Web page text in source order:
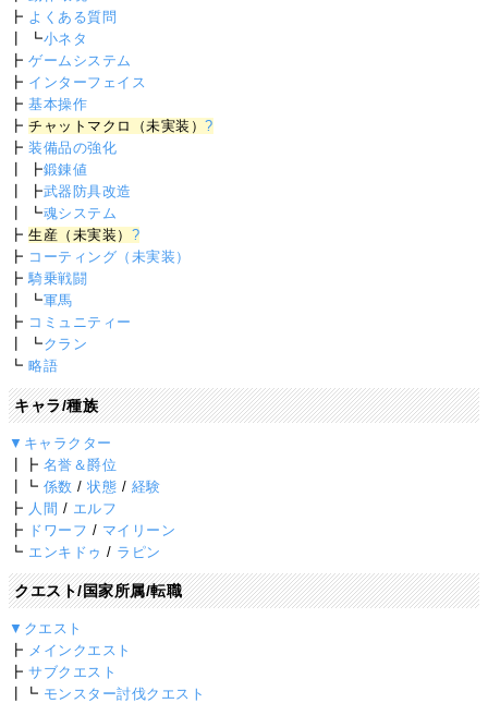
┣ よくある質問
┃ ┗小ネタ
┣ゲームシステム
┣ インターフェイス
┣基本操作
┣チャットマクロ（未実装）?
┣装備品の強化
┃ ┣鍛錬値
┃ ┣武器防具改造
┃ ┗魂システム
┣生産（未実装） ?
┣ コーティング（未実装）
┣騎乗戦闘
┃ ┗軍馬
┣ コミュニティー
┃ ┗クラン
┗略語
キャラ/種族
▼キャラクター
┃┣ 名誉＆爵位
┃┗ 係数 /状態 / 経験
┣ 人間 / エルフ
┣ ドワーフ / マイリーン
┗ エンキドゥ / ラピン
クエスト/国家所属/転職
▼クエスト
┣ メインクエスト
┣サブクエスト
┃┗ モンスター討伐クエスト